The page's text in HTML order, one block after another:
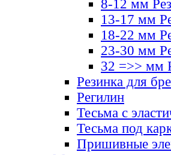
8-12 мм
13-17 мм
18-22 мм
23-30 мм
32 =>> мм
Резинка для
Регилин
Тесьма с
Тесьма под
Пришивные